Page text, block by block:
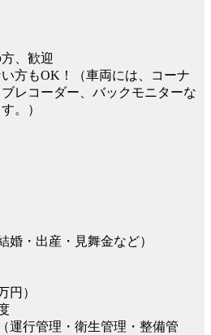
、歓迎
方もOK！（車両には、コーナ
レコーダー、バックモニターな
。）
婚・出産・見舞金など）
円）
運行管理・衛生管理・整備管